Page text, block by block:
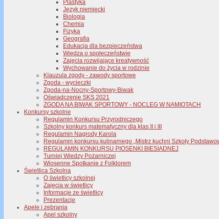
Plastyka
Język niemiecki
Biologia
Chemia
Fizyka
Geografia
Edukacja dla bezpieczeństwa
Wiedza o społeczeństwie
Zajęcia rozwijające kreatywność
Wychowanie do życia w rodzinie
Klauzula zgody - zawody sportowe
Zgoda - wycieczki
Zgoda-na-Nocny-Sportowy-Biwak
Oświadczenie SKS 2021
ZGODA NA BIWAK SPORTOWY - NOCLEG W NAMIOTACH
Konkursy szkolne
Regulamin Konkursu Przyrodniczego
Szkolny konkurs matematyczny dla klas II i III
Regulamin Nagrody Karola
Regulamin konkursu kulinarnego „Mistrz kuchni Szkoły
REGULAMIN KONKURSU PIOSENKI BIESIADNEJ
Turniej Wiedzy Pożarniczej
Wiosenne Spotkanie z Folklorem
Świetlica Szkolna
O świetlicy szkolnej
Zajęcia w świetlicy
Informacje ze świetlicy
Prezentacje
Apele i zebrania
Apel szkolny